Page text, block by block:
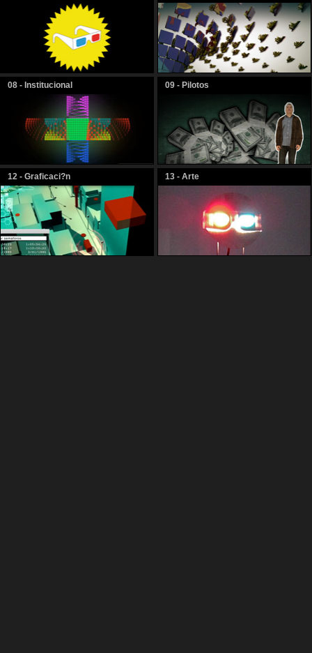
08 - Institucional 09 - Pilotos
12 - Graficaci?n 13 - Arte